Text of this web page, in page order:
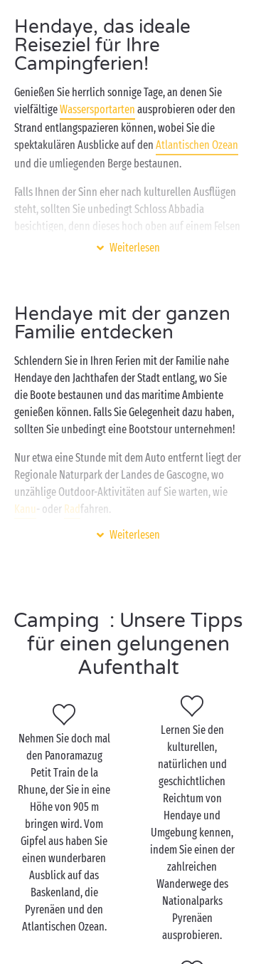
Hendaye, das ideale
Reiseziel für Ihre
Campingferien!
Genießen Sie herrlich sonnige Tage, an denen Sie
vielfältigeWassersportarten ausprobieren oder den
Strand entlangspazieren können, wobei Sie die
spektakulären Ausblicke auf den Atlantischen Ozean
und die umliegenden Berge bestaunen.
Falls Ihnen der Sinn eher nach kulturellen Ausflügen
steht, sollten Sie unbedingt Schloss Abbadia
besichtigen, denn dieses hoch oben auf einem Felsen
thronende, majestätische Monument bietet Ihnen
Hendaye liegt ideal im Baskenland, direkt an der
Grenze zu Spanien, ist aber auch der perfekte
Standort, um benachbarte Städte wie
Saint-Jean-de-LuzoderBiarritzzu erkunden.
Zudem werden Sie in Ihrem Camping der
Spitzenklasse nahe Hendaye genau so empfangen,
wie es sich für Luxusferien gehört. Hier gibt es alles,
damit Sie einen unvergesslichen Urlaub erleben:
Sprudelbäder,überdachtes Schwimmbad, direkter
Zugang zumSee von Sanguinet , Multisport-Anlage,
Restaurant, Lebensmittelgeschäft und noch vieles
Weiterlesen
Hendaye mit der ganzen
Familie entdecken
Schlendern Sie in Ihren Ferien mit der Familie nahe
Hendaye den Jachthafen der Stadt entlang, wo Sie
die Boote bestaunen und das maritime Ambiente
genießen können. Falls Sie Gelegenheit dazu haben,
sollten Sie unbedingt eine Bootstour unternehmen!
Nur etwa eine Stunde mit dem Auto entfernt liegt der
Regionale Naturpark der Landes de Gascogne, wo
unzählige Outdoor-Aktivitäten auf Sie warten, wie
Kanu- oder Radfahren.
Nach Ihrer Rückkehr zum Campingplatz können die
haben sich alle redlich verdient!
Hendaye zu zweit
Ihr Aufenthalt
ist in trockenen Tüchern und
nun müssen Sie nur noch die Aktivitäten planen? Da
haben wir genau das, was Sie brauchen! Auf einem
Campingplatz im Südwesten
Frankreichs, nahe
Hendaye, stehen Ihre Ferien ganz im Zeichen von
Wanderungen und Wassersport. AuchAngelnsteht
auf dem Programm. Sie können sogar von der Nähe
zum Ozean profitieren, um zu zweit einen
Einführungskurs ins Tauchen zu absolvieren!
Nach einem kurzen Sprung ins Schwimmbad und
einem Dinner in trauter Zweisamkeit im Restaurant
des Campings können Sie sich dann in Ihr
Weiterlesen
Camping : Unsere Tipps
für einen gelungenen
Aufenthalt
Nehmen Sie doch mal
den Panoramazug
Petit Train de la
Rhune, der Sie in eine
Höhe von 905 m
bringen wird. Vom
Gipfel aus haben Sie
einen wunderbaren
Ausblick auf das
Baskenland, die
Pyrenäen und den
Atlantischen Ozean.
Lernen Sie den
kulturellen,
natürlichen und
geschichtlichen
Reichtum von
Hendaye und
Umgebung kennen,
indem Sie einen der
zahlreichen
Wanderwege des
Nationalparks
Pyrenäen
ausprobieren.